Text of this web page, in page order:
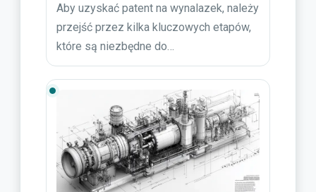
Aby uzyskać patent na wynalazek, należy
przejść przez kilka kluczowych etapów,
które są niezbędne do…